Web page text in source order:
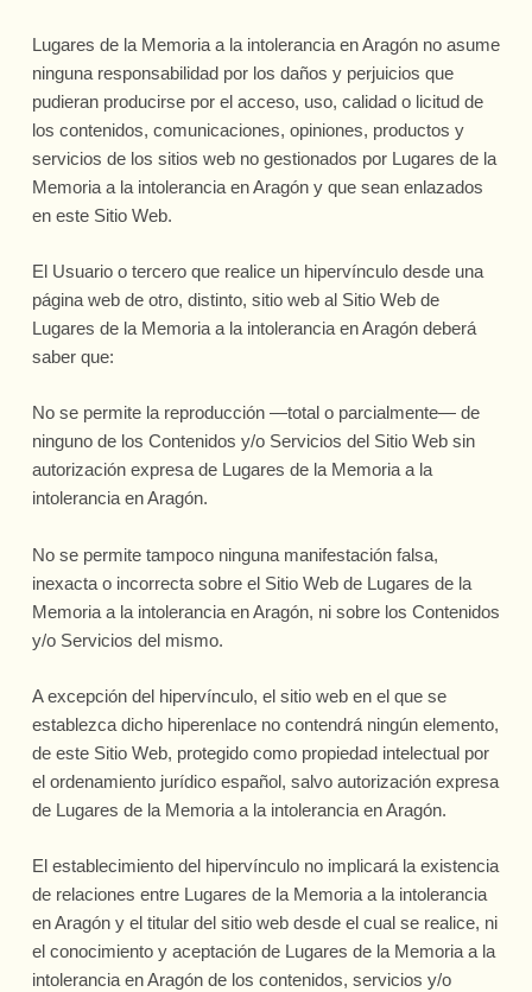
Lugares de la Memoria a la intolerancia en Aragón no asume
ninguna responsabilidad por los daños y perjuicios que
pudieran producirse por el acceso, uso, calidad o licitud de
los contenidos, comunicaciones, opiniones, productos y
servicios de los sitios web no gestionados por Lugares de la
Memoria a la intolerancia en Aragón y que sean enlazados
en este Sitio Web.
El Usuario o tercero que realice un hipervínculo desde una
página web de otro, distinto, sitio web al Sitio Web de
Lugares de la Memoria a la intolerancia en Aragón deberá
saber que:
No se permite la reproducción —total o parcialmente— de
ninguno de los Contenidos y/o Servicios del Sitio Web sin
autorización expresa de Lugares de la Memoria a la
intolerancia en Aragón.
No se permite tampoco ninguna manifestación falsa,
inexacta o incorrecta sobre el Sitio Web de Lugares de la
Memoria a la intolerancia en Aragón, ni sobre los Contenidos
y/o Servicios del mismo.
A excepción del hipervínculo, el sitio web en el que se
establezca dicho hiperenlace no contendrá ningún elemento,
de este Sitio Web, protegido como propiedad intelectual por
el ordenamiento jurídico español, salvo autorización expresa
de Lugares de la Memoria a la intolerancia en Aragón.
El establecimiento del hipervínculo no implicará la existencia
de relaciones entre Lugares de la Memoria a la intolerancia
en Aragón y el titular del sitio web desde el cual se realice, ni
el conocimiento y aceptación de Lugares de la Memoria a la
intolerancia en Aragón de los contenidos, servicios y/o